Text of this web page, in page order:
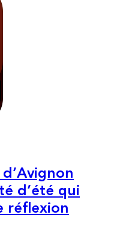
d’été qui
réflexion